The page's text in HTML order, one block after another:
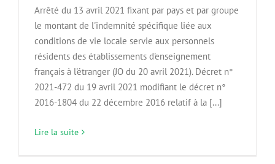
Arrêté du 13 avril 2021 fixant par pays et par groupe
le montant de l'indemnité spécifique liée aux
conditions de vie locale servie aux personnels
résidents des établissements d'enseignement
français à l'étranger (JO du 20 avril 2021). Décret n°
2021-472 du 19 avril 2021 modifiant le décret n°
2016-1804 du 22 décembre 2016 relatif à la [...]
Lire la suite